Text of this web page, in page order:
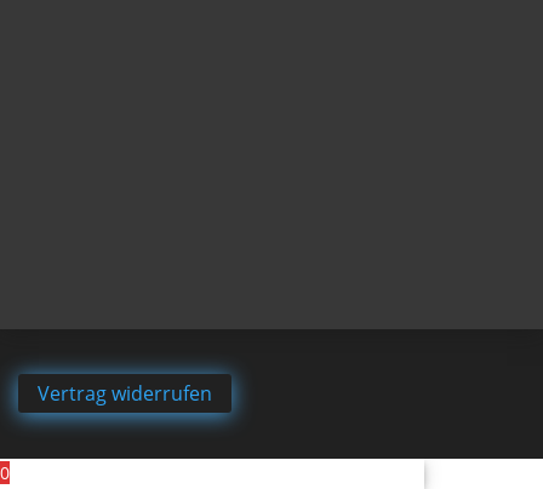
Vertrag widerrufen
0